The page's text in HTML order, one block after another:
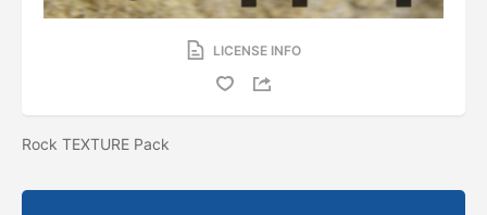
LICENSE INFO
Rock TEXTURE Pack